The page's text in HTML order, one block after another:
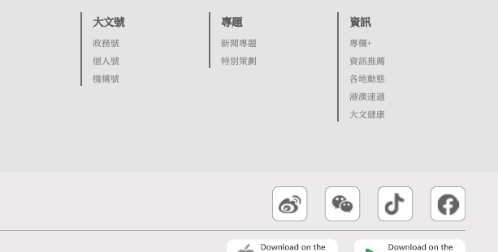
大文號
政務號
個人號
機構號
專題
新聞專題
特別策劃
資訊
專欄+
資訊推薦
各地動態
港澳速遞
大文健康